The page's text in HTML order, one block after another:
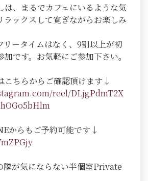
は、まるでカフェにいるような気
ックスして寛ぎながらお楽しみ
リータイムはなく、9割以上が初
です。お気軽にご参加下さい。
こちらからご確認頂けます↓
reel/DLjgPdmT2X
からもご予約可能です↓
が気にならない半個室Private